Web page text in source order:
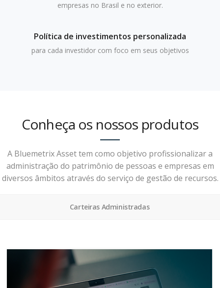
empresas no Brasil e no exterior.
Política de investimentos personalizada
para cada investidor com foco em seus objetivos
Conheça os nossos produtos
A Bluemetrix Asset tem como objetivo profissionalizar a
administração do patrimônio de pessoas e empresas em
diversos âmbitos através do serviço de gestão de recursos.
Carteiras Administradas